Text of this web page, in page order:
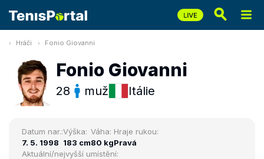
Hráči Fonio Giovanni
Fonio Giovanni
28 muž Itálie
Datum nar.:
7. 5. 1998
Výška:
183 cm
Váha:
80 kg
Hraje rukou:
Pravá
Aktuální/nejvyšší umístění: